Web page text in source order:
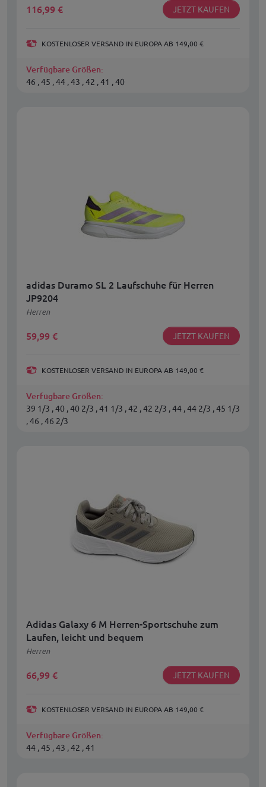
116,99 € JETZT KAUFEN
KOSTENLOSER VERSAND IN EUROPA AB 149,00 €
Verfügbare Größen:
46 , 45 , 44 , 43 , 42 , 41 , 40
adidas Duramo SL 2 Laufschuhe für Herren
JP9204
Herren
59,99 € JETZT KAUFEN
KOSTENLOSER VERSAND IN EUROPA AB 149,00 €
Verfügbare Größen:
39 1/3 , 40 , 40 2/3 , 41 1/3 , 42 , 42 2/3 , 44 , 44 2/3 , 45 1/3
, 46 , 46 2/3
Adidas Galaxy 6 M Herren-Sportschuhe zum
Laufen, leicht und bequem
Herren
66,99 € JETZT KAUFEN
KOSTENLOSER VERSAND IN EUROPA AB 149,00 €
Verfügbare Größen:
44 , 45 , 43 , 42 , 41